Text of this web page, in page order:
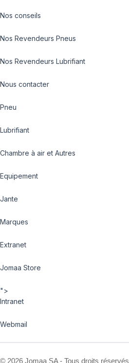
Nos conseils
Nos Revendeurs Pneus
Nos Revendeurs Lubrifiant
Nous contacter
Pneu
Lubrifiant
Chambre à air et Autres
Equipement
Jante
Marques
Extranet
Jomaa Store
">
Intranet
Webmail
© 2026 Jomaa SA - Tous droits réservés